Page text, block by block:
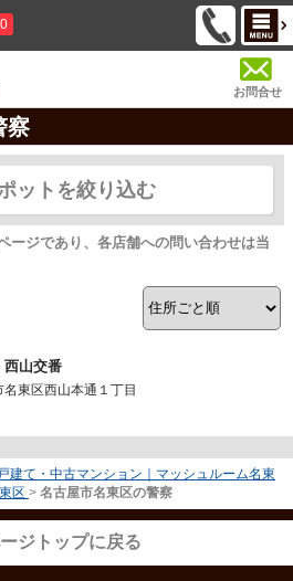
0
お問合せ
察
ットを絞り込む
ージであり、各店舗への問い合わせは当
西山交番
東区西山本通１丁目
建て・中古マンション｜マッシュルーム名東
区 > 名古屋市名東区の警察
ジトップに戻る